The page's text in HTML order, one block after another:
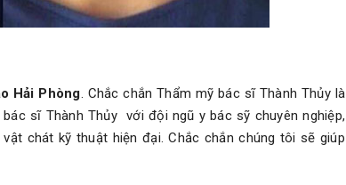
Hải Phòng. Chắc chắn Thẩm mỹ bác sĩ Thành Thủy là
sĩ Thành Thủy với đội ngũ y bác sỹ chuyên nghiệp,
chát kỹ thuật hiện đại. Chắc chắn chúng tôi sẽ giúp